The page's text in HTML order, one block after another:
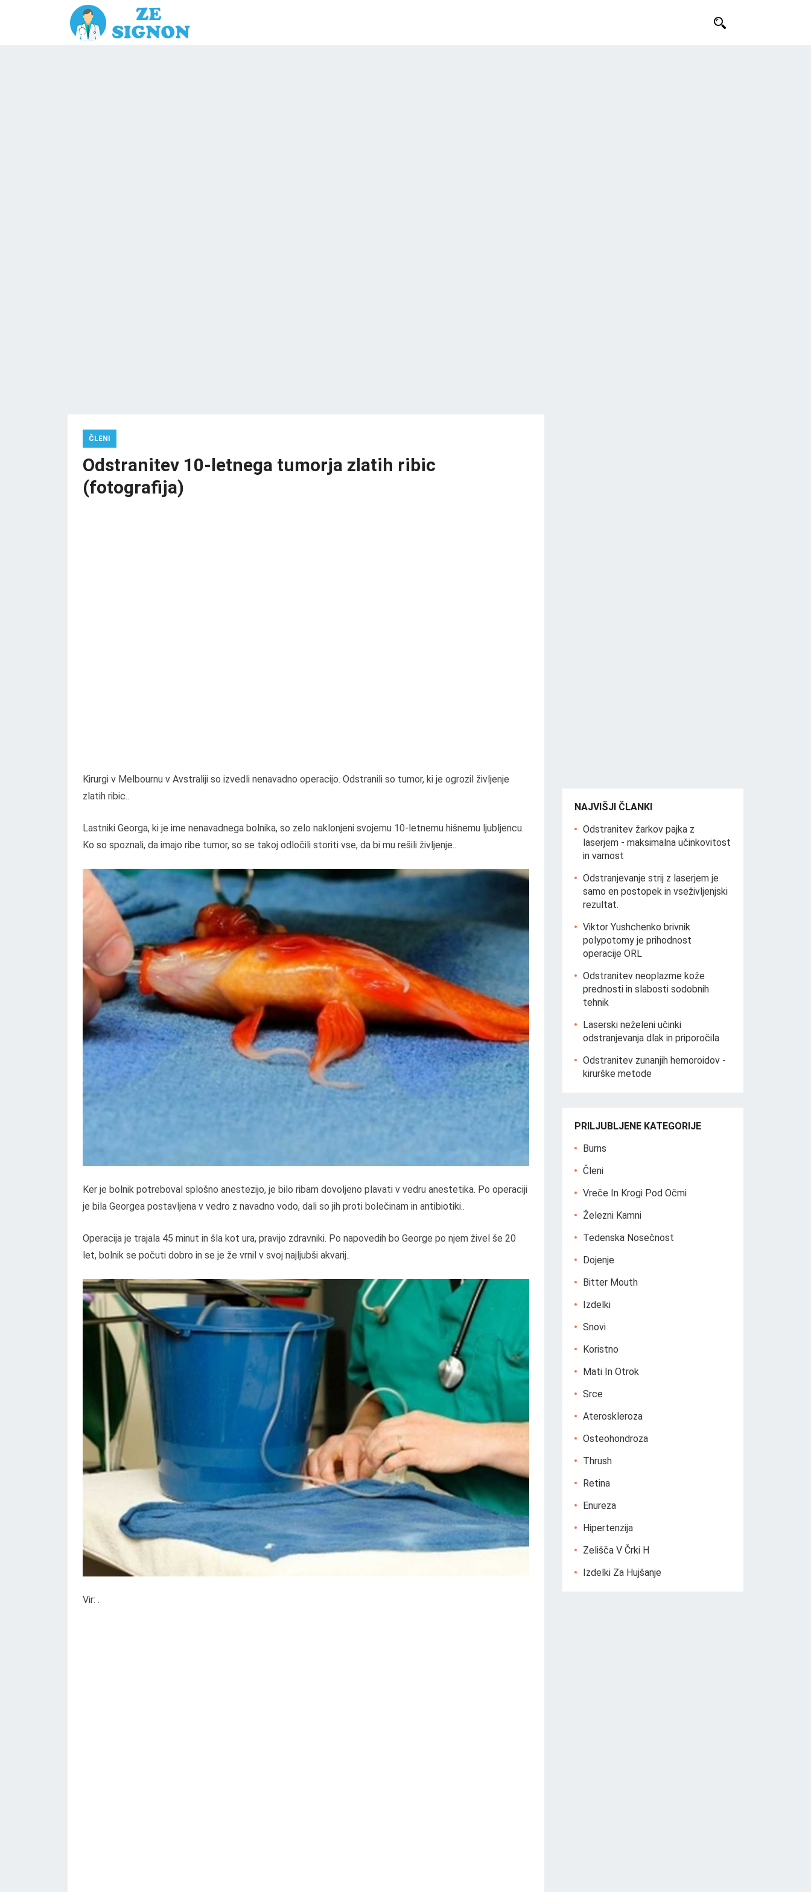
ČLENI
Odstranitev 10-letnega tumorja zlatih ribic
(fotografija)
Kirurgi v Melbournu v Avstraliji so izvedli nenavadno operacijo. Odstranili so tumor, ki je ogrozil življenje
zlatih ribic..
Lastniki Georga, ki je ime nenavadnega bolnika, so zelo naklonjeni svojemu 10-letnemu hišnemu ljubljencu.
Ko so spoznali, da imajo ribe tumor, so se takoj odločili storiti vse, da bi mu rešili življenje..
Ker je bolnik potreboval splošno anestezijo, je bilo ribam dovoljeno plavati v vedru anestetika. Po operaciji
je bila Georgea postavljena v vedro z navadno vodo, dali so jih proti bolečinam in antibiotiki..
Operacija je trajala 45 minut in šla kot ura, pravijo zdravniki. Po napovedih bo George po njem živel še 20
let, bolnik se počuti dobro in se je že vrnil v svoj najljubši akvarij..
Vir: .
NAJVIŠJI ČLANKI
Odstranitev žarkov pajka z
laserjem - maksimalna učinkovitost
in varnost
Odstranjevanje strij z laserjem je
samo en postopek in vseživljenjski
rezultat.
Viktor Yushchenko brivnik
polypotomy je prihodnost
operacije ORL
Odstranitev neoplazme kože
prednosti in slabosti sodobnih
tehnik
Laserski neželeni učinki
odstranjevanja dlak in priporočila
Odstranitev zunanjih hemoroidov -
kirurške metode
PRILJUBLJENE KATEGORIJE
Burns
Členi
Vreče In Krogi Pod Očmi
Železni Kamni
Tedenska Nosečnost
Dojenje
Bitter Mouth
Izdelki
Snovi
Koristno
Mati In Otrok
Srce
Ateroskleroza
Osteohondroza
Thrush
Retina
Enureza
Hipertenzija
Zelišča V Črki H
Izdelki Za Hujšanje